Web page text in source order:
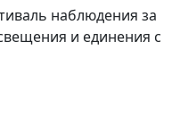
наблюдения за
и единения с